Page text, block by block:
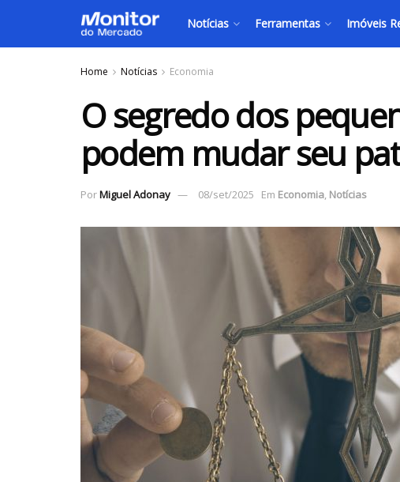
Notícias Ferramentas Imóveis
Home Notícias Economia
O segredo dos
podem mudar seu
PorMiguel Adonay 08/set/2025 Em Economia, Notícias